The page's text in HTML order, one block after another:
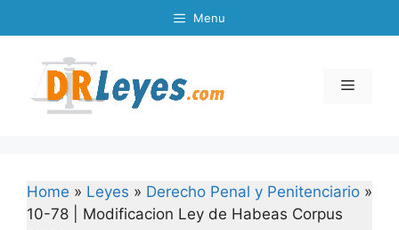
to
Menu
Menu
Home » Leyes » Derecho Penal y Penitenciario »
10-78 | Modificacion Ley de Habeas Corpus